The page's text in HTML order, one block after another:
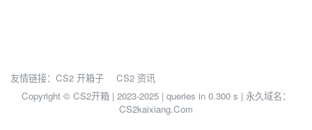
友情链接： CS2 开箱子
CS2 资讯
Copyright © CS2开箱 | 2023-2025 | queries in 0.300 s | 永久域名：
CS2kaixiang.Com